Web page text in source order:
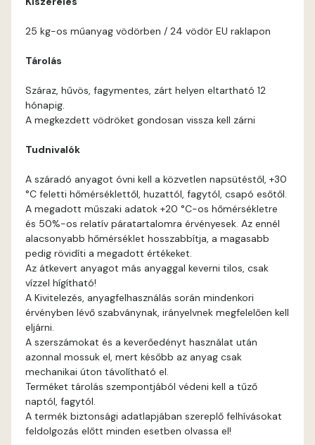
Fir B
Gecco-green D
Gold-yellow B
Gold-yellow C
Graphit B
Grass-green C
25 kg-os műanyag vödörben / 24 vödör EU raklapon
Tárolás
Száraz, hűvös, fagymentes, zárt helyen eltartható 12
hónapig.
A megkezdett vödröket gondosan vissza kell zárni
Tudnivalók
A száradó anyagot óvni kell a közvetlen napsütéstől, +30
°C feletti hőmérséklettől, huzattól, fagytól, csapó esőtől.
A megadott műszaki adatok +20 °C-os hőmérsékletre
és 50%-os relatív páratartalomra érvényesek. Az ennél
alacsonyabb hőmérséklet hosszabbítja, a magasabb
pedig rövidíti a megadott értékeket.
Az átkevert anyagot más anyaggal keverni tilos, csak
vízzel hígítható!
A Kivitelezés, anyagfelhasználás során mindenkori
érvényben lévő szabványnak, irányelvnek megfelelően kell
eljárni.
A szerszámokat és a keverőedényt használat után
azonnal mossuk el, mert később az anyag csak
mechanikai úton távolítható el.
Terméket tárolás szempontjából védeni kell a tűző
naptól, fagytól.
A termék biztonsági adatlapjában szereplő felhívásokat
feldolgozás előtt minden esetben olvassa el!